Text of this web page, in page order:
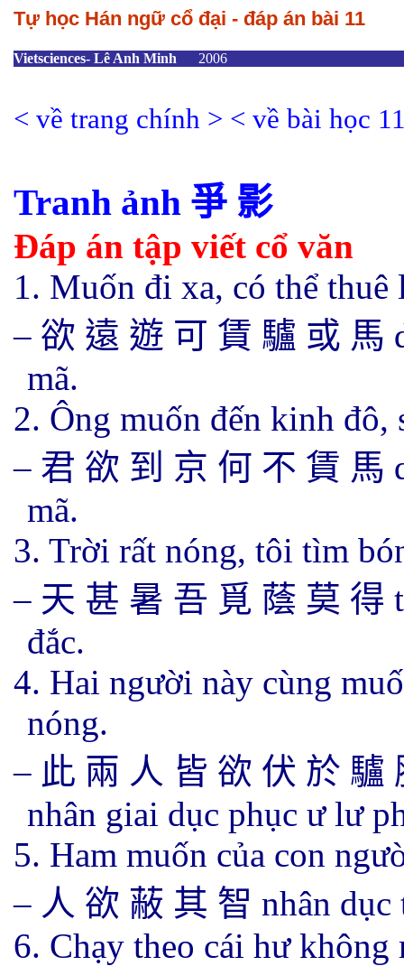
Tự học Hán ngữ cổ đại - đáp án bài 11
Vietsciences- Lê Anh Minh 2006
< về trang chính > < về bài học
Tranh ảnh 爭 影
Đáp án tập viết cổ văn
1. Muốn đi xa, có thể thuê
– 欲 遠 遊 可 賃 驢 或 馬
mã.
2. Ông muốn đến kinh đô,
– 君 欲 到 京 何 不 賃 馬
mã.
3. Trời rất nóng, tôi tìm
– 天 甚 暑 吾 覓 蔭 莫 得
đắc.
4. Hai người này cùng
nóng.
– 此 兩 人 皆 欲 伏 於 驢
nhân giai dục phục ư lư
5. Ham muốn của con
– 人 欲 蔽 其 智 nhân
6. Chạy theo cái hư không